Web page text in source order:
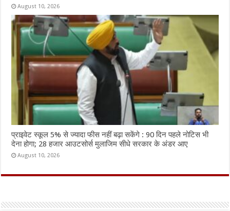
August 10, 2026
प्राइवेट स्कूल 5% से ज्यादा फीस नहीं बढ़ा सकेंगे : 90 दिन पहले नोटिस भी
देना होगा; 28 हजार आउटसोर्स मुलाजिम सीधे सरकार के अंडर आए
August 10, 2026